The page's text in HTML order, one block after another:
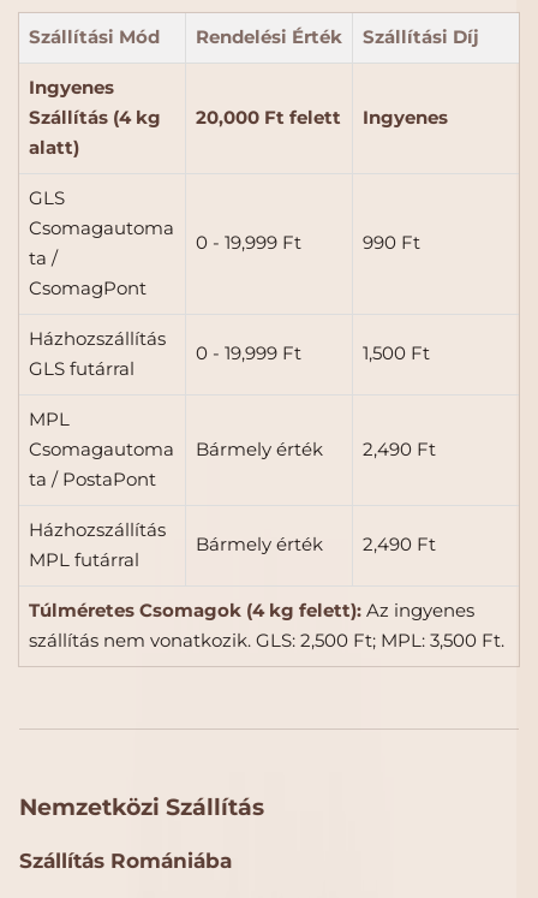
Szállítási Mód Rendelési Érték Szállítási Díj
Ingyenes
Szállítás (4 kg
alatt)
20,000 Ft felett Ingyenes
GLS
Csomagautoma
ta /
CsomagPont
0 - 19,999 Ft 990 Ft
Házhozszállítás
GLS futárral
0 - 19,999 Ft 1,500 Ft
MPL
Csomagautoma
ta / PostaPont
Bármely érték 2,490 Ft
Házhozszállítás
MPL futárral
Bármely érték 2,490 Ft
Túlméretes Csomagok (4 kg felett):Az ingyenes
szállítás nem vonatkozik. GLS: 2,500 Ft; MPL: 3,500 Ft.
Nemzetközi Szállítás
Szállítás Romániába